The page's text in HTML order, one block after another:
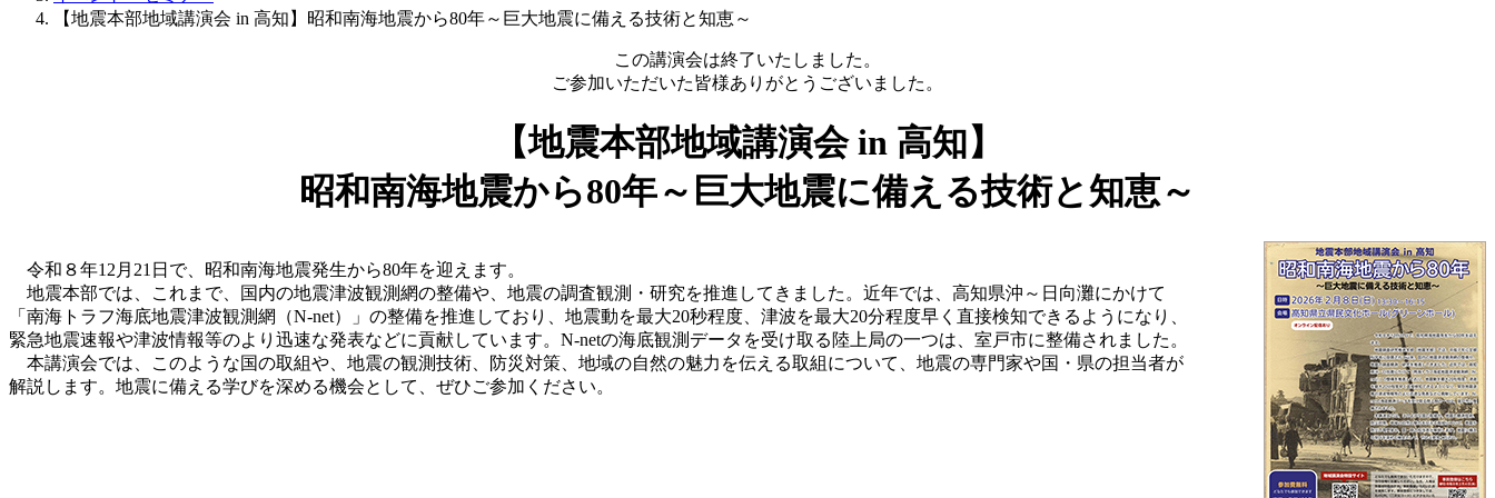
【地震本部地域講演会 in 高知】昭和南海地震から80年～巨大地震に備える技術と知恵～
この講演会は終了いたしました。
ご参加いただいた皆様ありがとうございました。
【地震本部地域講演会 in 高知】
昭和南海地震から80年～巨大地震に備える技術と知恵～
令和８年12月21日で、昭和南海地震発生から80年を迎えます。
地震本部では、これまで、国内の地震津波観測網の整備や、地震の調査観測・研究を推進してきました。近年では、高知県沖～日向灘にかけて
「南海トラフ海底地震津波観測網（N-net）」の整備を推進しており、地震動を最大20秒程度、津波を最大20分程度早く直接検知できるようになり、
緊急地震速報や津波情報等のより迅速な発表などに貢献しています。N-netの海底観測データを受け取る陸上局の一つは、室戸市に整備されました。
本講演会では、このような国の取組や、地震の観測技術、防災対策、地域の自然の魅力を伝える取組について、地震の専門家や国・県の担当者が
解説します。地震に備える学びを深める機会として、ぜひご参加ください。